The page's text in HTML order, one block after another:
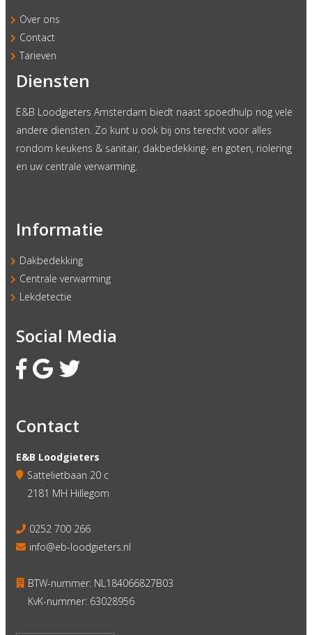
Over ons
Contact
Tarieven
Diensten
E&B Loodgieters Amsterdam biedt naast spoedhulp nog vele
andere diensten. Zo kunt u ook bij ons terecht voor alles
rondom keukens & sanitair, dakbedekking- en goten, riolering
en uw centrale verwarming.
Informatie
Dakbedekking
Centrale verwarming
Lekdetectie
Social Media
Contact
E&B Loodgieters
Sattelietbaan 20 c
2181 MH Hillegom
0252 700 266
info@eb-loodgieters.nl
BTW-nummer: NL184066827B03
KvK-nummer: 63028956